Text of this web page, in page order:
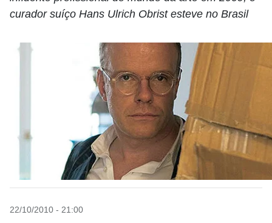
curador suíço Hans Ulrich Obrist esteve no Brasil
22/10/2010 - 21:00